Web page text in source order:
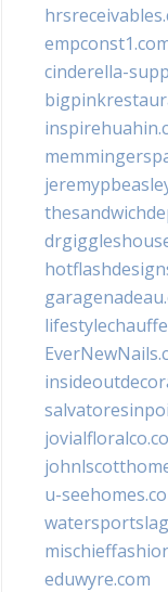
cinderella-
u-
eduwyre.com